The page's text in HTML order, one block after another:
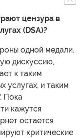
цензура в
(DSA)?
одной медали.
дискуссию,
к таким
услугах, и таким
Пока
кажутся
остается
критические